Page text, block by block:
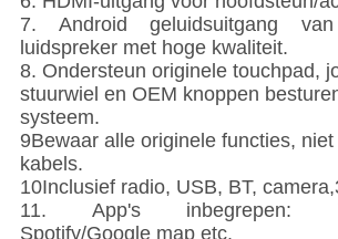
7. Android geluidsuitgang
luidspreker met hoge kwaliteit.
8. Ondersteun originele touchpad,
stuurwiel en OEM knoppen
systeem.
9Bewaar alle originele functies,
kabels.
10Inclusief radio, USB, BT,
11. App's inbegrepen:
Spotify/Google map etc.